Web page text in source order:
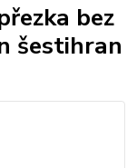
bez
šestihran